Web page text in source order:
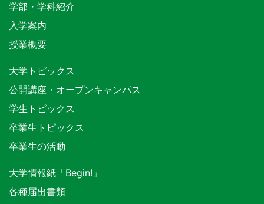
学部・学科紹介
入学案内
授業概要
大学トピックス
公開講座・オープンキャンパス
学生トピックス
卒業生トピックス
卒業生の活動
大学情報紙「Begin!」
各種届出書類